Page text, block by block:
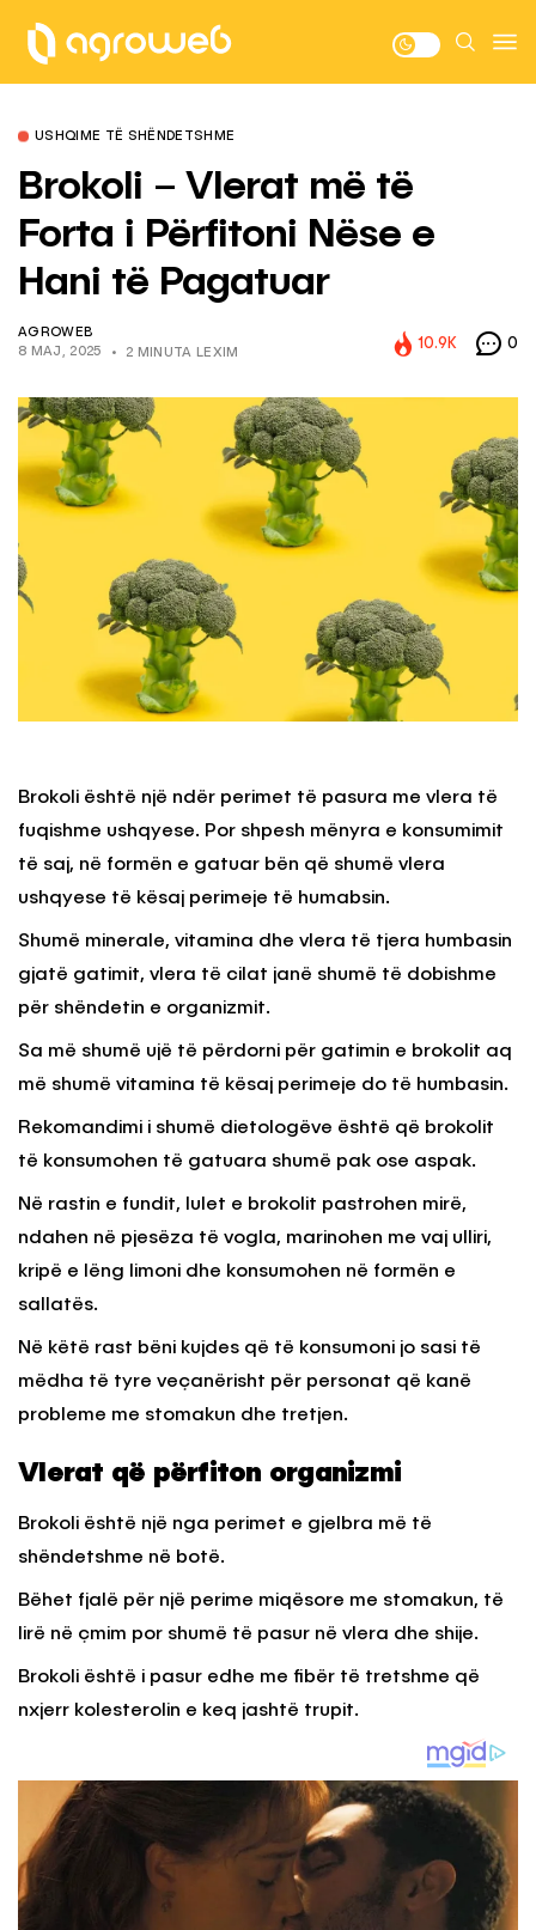
USHQIME TË SHËNDETSHME
Brokoli – Vlerat më të
Forta i Përfitoni Nëse e
Hani të Pagatuar
AGROWEB
8 MAJ, 2025
2 MINUTA LEXIM
10.9K 0
Brokoli është një ndër perimet të pasura me vlera të
fuqishme ushqyese. Por shpesh mënyra e konsumimit
të saj, në formën e gatuar bën që shumë vlera
ushqyese të kësaj perimeje të humabsin.
Shumë minerale, vitamina dhe vlera të tjera humbasin
gjatë gatimit, vlera të cilat janë shumë të dobishme
për shëndetin e organizmit.
Sa më shumë ujë të përdorni për gatimin e brokolit aq
më shumë vitamina të kësaj perimeje do të humbasin.
Rekomandimi i shumë dietologëve është që brokolit
të konsumohen të gatuara shumë pak ose aspak.
Në rastin e fundit, lulet e brokolit pastrohen mirë,
ndahen në pjesëza të vogla, marinohen me vaj ulliri,
kripë e lëng limoni dhe konsumohen në formën e
sallatës.
Në këtë rast bëni kujdes që të konsumoni jo sasi të
mëdha të tyre veçanërisht për personat që kanë
probleme me stomakun dhe tretjen.
Vlerat që përfiton organizmi
Brokoli është një nga perimet e gjelbra më të
shëndetshme në botë.
Bëhet fjalë për një perime miqësore me stomakun, të
lirë në çmim por shumë të pasur në vlera dhe shije.
Brokoli është i pasur edhe me fibër të tretshme që
nxjerr kolesterolin e keq jashtë trupit.